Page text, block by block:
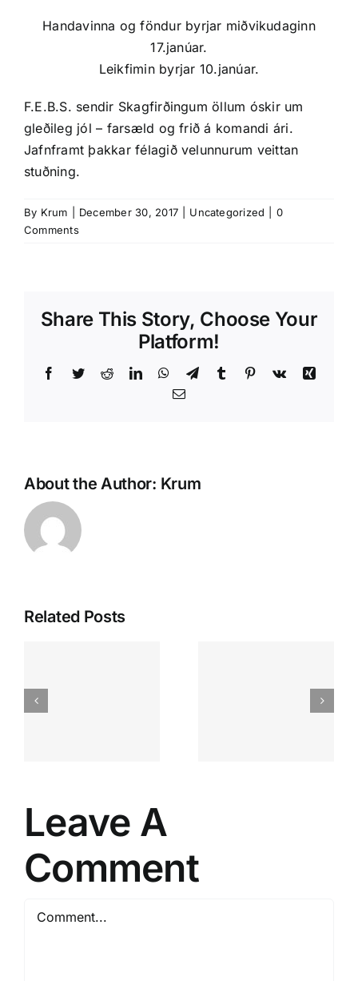
Handavinna og föndur byrjar miðvikudaginn
17.janúar.
Leikfimin byrjar 10.janúar.
F.E.B.S. sendir Skagfirðingum öllum óskir um
gleðileg jól – farsæld og frið á komandi ári.
Jafnframt þakkar félagið velunnurum veittan
stuðning.
By Krum December 30, 2017 Uncategorized
0
Comments
Share This Story, Choose Your
Platform!
Facebook
TwitterRedditLinkedInWhatsApp
TelegramTumblr Pinterest
Vk
Xing
Email
About the Author: Krum
Related Posts
félags eldri
borgara í
Leave A
Comment